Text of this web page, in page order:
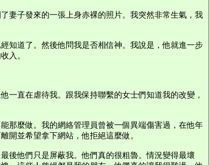
妻子發來的一張上身赤裸的照片。我突然非常生氣，我
知道了。然後他問我是否相信神。我說是，他就進一步
入。
一直在虐待我。跟我保持聯繫的女士們知道我的改變，
那麼做。我的網絡管理員曾被一個異端傷害過，在他年
開並希望拿下網站，他拒絕這麼做。
後他們只是屏蔽我。他們真的很粗魯。情況變得最壞